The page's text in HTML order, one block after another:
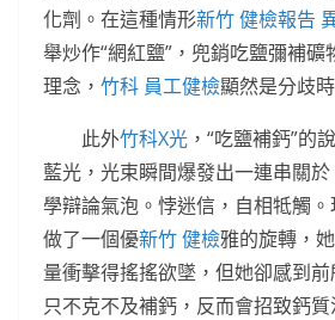
化劑。在這種情形新竹 健檢報告
舉炒作“網紅鹽”，兜銷吃鹽彌補礦
理念， 竹科 員工健檢顯然是分歧
此外竹科X光 ，“吃鹽補鈣”的
藍光，光束瞬間爆發出一連串關
學辯論氣泡。悖迷信，自相牴觸
做了一個優新竹 健檢雅的旋轉，
量衝擊得搖搖欲墜，但她卻感到
只不克不及補鈣，反而會招致鈣